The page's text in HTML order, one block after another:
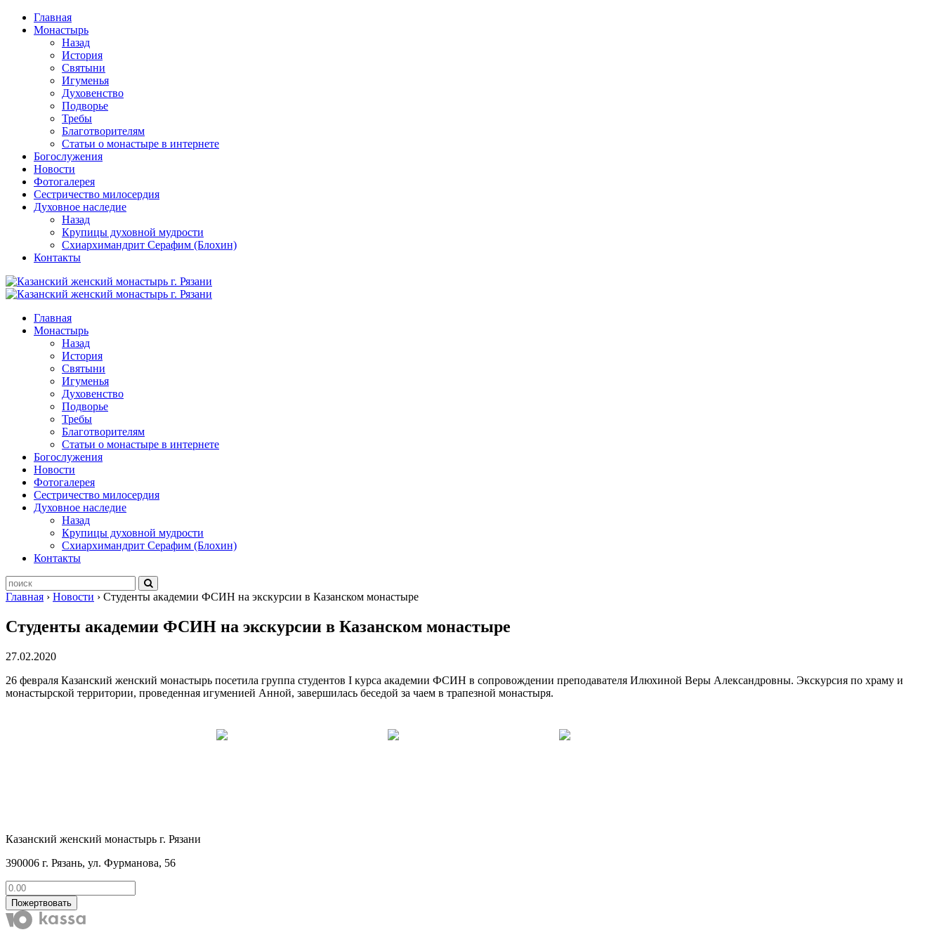
Перейти
содержимому
Главная
Монастырь
Назад
История
Святыни
Игуменья
Духовенство
Подворье
Требы
Благотворителям
Статьи о монастыре в интернете
Богослужения
Новости
Фотогалерея
Сестричество милосердия
Духовное наследие
Назад
Крупицы духовной мудрости
Схиархимандрит Серафим (Блохин)
Контакты
Главная
Монастырь
Назад
История
Святыни
Игуменья
Духовенство
Подворье
Требы
Благотворителям
Статьи о монастыре в интернете
Богослужения
Новости
Фотогалерея
Сестричество милосердия
Духовное наследие
Назад
Крупицы духовной мудрости
Схиархимандрит Серафим (Блохин)
Контакты
Главная › Новости › Студенты академии ФСИН на экскурсии в Казанском монастыре
Студенты академии ФСИН на экскурсии в Казанском монастыре
27.02.2020
26 февраля Казанский женский монастырь посетила группа студентов I курса академии ФСИН в сопровождении преподавателя Илюхиной Веры Александровны. Экскурсия по храму и
монастырской территории, проведенная игуменией Анной, завершилась беседой за чаем в трапезной монастыря.
Казанский женский монастырь г. Рязани
390006 г. Рязань, ул. Фурманова, 56
Пожертвовать